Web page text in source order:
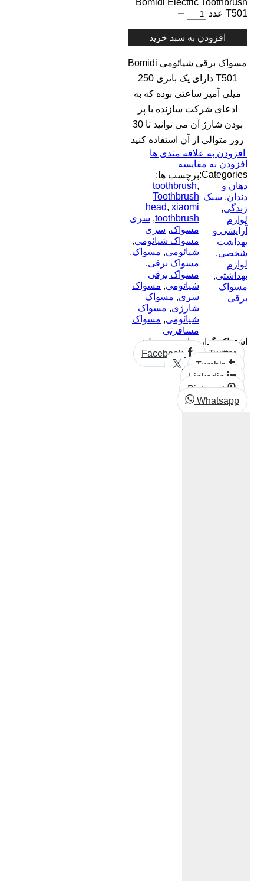
T501 عدد
افزودن به سبد خرید
مسواک برقی شیائومی Bomidi
T501 دارای یک باتری 250
میلی آمپر ساعتی بوده که به
ادعای شرکت سازنده با پر
بودن شارژ آن می توانید تا 30
روز متوالی از آن استفاده کنید
افزودن به علاقه مندی ها
افزودن به مقایسه
Categories:
دهان و
دندان, سبک
زندگی,
لوازم
آرایشی و
بهداشت
شخصی,
لوازم
بهداشتی,
مسواک
برقی
برچسب ها:
toothbrush,
Toothbrush
head, xiaomi
toothbrush
, سری
مسواک, سری
مسواک شیائومی,
شیائومی, مسواک,
مسواک برقی,
مسواک برقی
شیائومی, مسواک
سری, مسواک
شارژی, مسواک
شیائومی, مسواک
مسافرتی
اشتراک گذاری این محصول:
Facebook
Twitter
Tumblr
Linkedin
Pinterest
Whatsapp